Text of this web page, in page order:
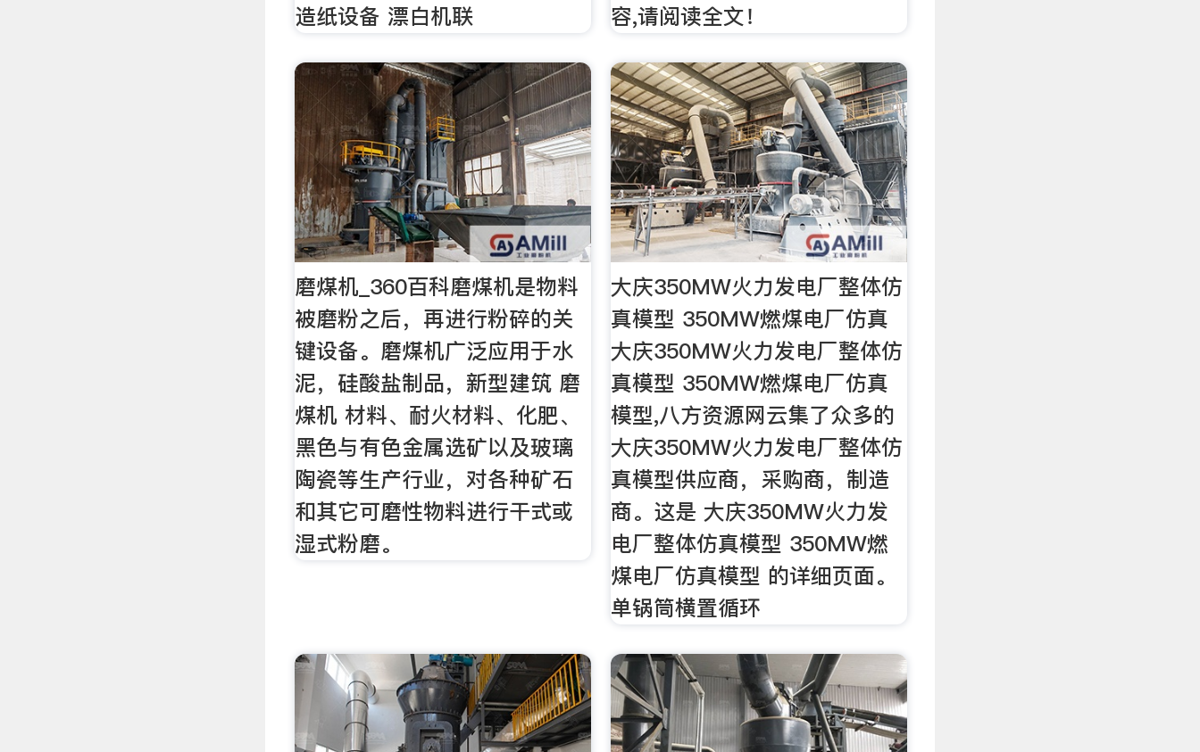
造纸设备 漂白机联
容,请阅读全文！
磨煤机_360百科磨煤机是物料
被磨粉之后，再进行粉碎的关
键设备。磨煤机广泛应用于水
泥，硅酸盐制品，新型建筑 磨
煤机 材料、耐火材料、化肥、
黑色与有色金属选矿以及玻璃
陶瓷等生产行业，对各种矿石
和其它可磨性物料进行干式或
湿式粉磨。
大庆350MW火力发电厂整体仿
真模型 350MW燃煤电厂仿真
大庆350MW火力发电厂整体仿
真模型 350MW燃煤电厂仿真
模型,八方资源网云集了众多的
大庆350MW火力发电厂整体仿
真模型供应商，采购商，制造
商。这是 大庆350MW火力发
电厂整体仿真模型 350MW燃
煤电厂仿真模型 的详细页面。
单锅筒横置循环